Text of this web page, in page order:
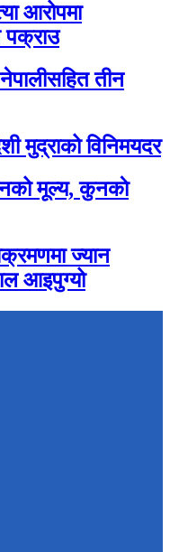
आरोपमा
पक्राउ
तीन
मुद्राको विनिमयदर
मूल्य, कुनकाे
ज्यान
आइपुग्यो